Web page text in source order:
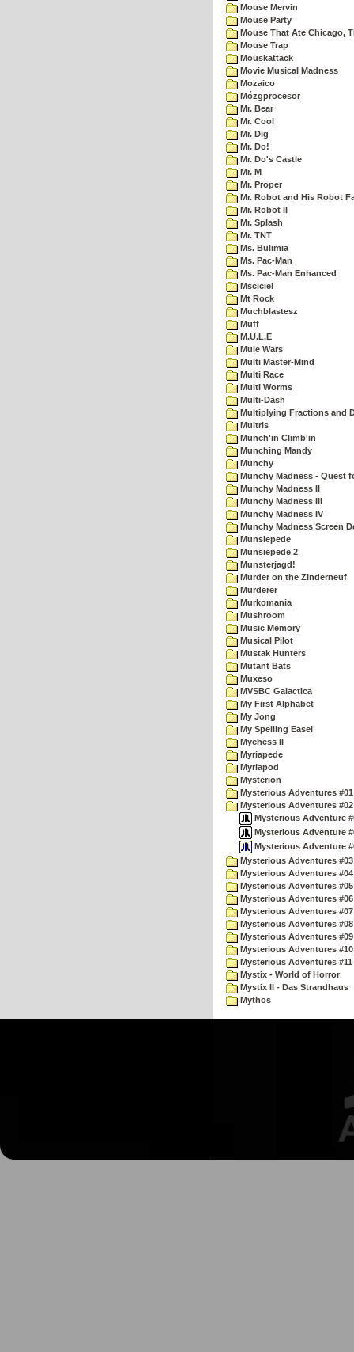
Mouse Mervin
Mouse Party
Mouse That Ate Chicago,
Mouse Trap
Mouskattack
Movie Musical Madness
Mozaico
Mózgprocesor
Mr. Bear
Mr. Cool
Mr. Dig
Mr. Do!
Mr. Do's Castle
Mr. M
Mr. Proper
Mr. Robot and His Robot
Mr. Robot II
Mr. Splash
Mr. TNT
Ms. Bulimia
Ms. Pac-Man
Ms. Pac-Man Enhanced
Msciciel
Mt Rock
Muchblastesz
Muff
M.U.L.E
Mule Wars
Multi Master-Mind
Multi Race
Multi Worms
Multi-Dash
Multiplying Fractions and
Multris
Munch'in Climb'in
Munching Mandy
Munchy
Munchy Madness - Quest
Munchy Madness II
Munchy Madness III
Munchy Madness IV
Munchy Madness Screen
Munsiepede
Munsiepede 2
Munsterjagd!
Murder on the Zinderneuf
Murderer
Murkomania
Mushroom
Music Memory
Musical Pilot
Mustak Hunters
Mutant Bats
Muxeso
MVSBC Galactica
My First Alphabet
My Jong
My Spelling Easel
Mychess II
Myriapede
Myriapod
Mysterion
Mysterious Adventures
Mysterious Adventures
Mysterious Adventure
Mysterious Adventure
Mysterious Adventure
Mysterious Adventures
Mysterious Adventures
Mysterious Adventures
Mysterious Adventures
Mysterious Adventures
Mysterious Adventures
Mysterious Adventures
Mysterious Adventures
Mysterious Adventures
Mystix - World of Horror
Mystix II - Das Strandhaus
Mythos